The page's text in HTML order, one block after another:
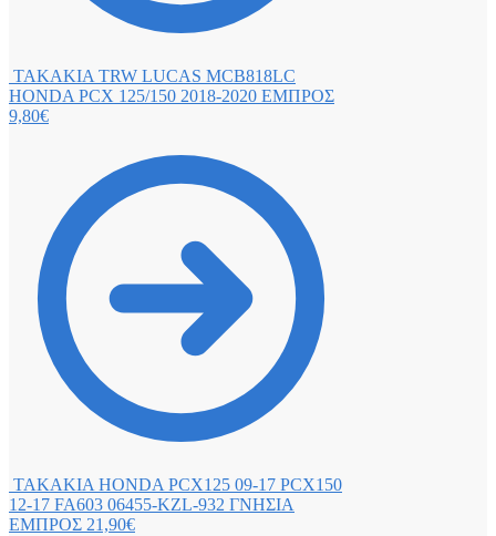
ΤΑΚΑΚΙΑ TRW LUCAS MCB818LC
HONDA PCX 125/150 2018-2020 ΕΜΠΡΟΣ
9,80€
ΤΑΚΑΚΙΑ HONDA PCX125 09-17 PCX150
12-17 FA603 06455-KZL-932 ΓΝΗΣΙΑ
ΕΜΠΡΟΣ 21,90€